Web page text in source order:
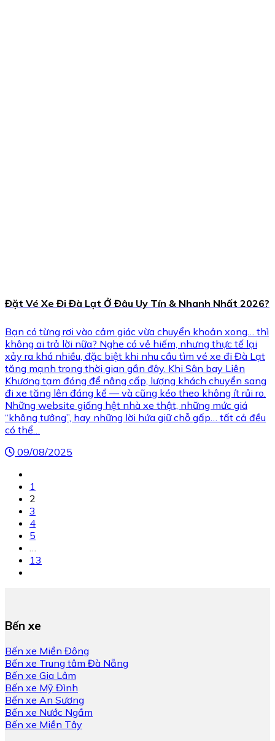
Đặt Vé Xe Đi Đà Lạt Ở Đâu Uy Tín & Nhanh Nhất 2026?
Bạn có từng rơi vào cảm giác vừa chuyển khoản xong… thì
không ai trả lời nữa? Nghe có vẻ hiếm, nhưng thực tế lại
xảy ra khá nhiều, đặc biệt khi nhu cầu tìm vé xe đi Đà Lạt
tăng mạnh trong thời gian gần đây. Khi Sân bay Liên
Khương tạm đóng để nâng cấp, lượng khách chuyển sang
đi xe tăng lên đáng kể — và cũng kéo theo không ít rủi ro.
Những website giống hệt nhà xe thật, những mức giá
“không tưởng”, hay những lời hứa giữ chỗ gấp… tất cả đều
có thể…
09/08/2025
1
2
3
4
5
…
13
Bến xe
Bến xe Miền Đông
Bến xe Trung tâm Đà Nẵng
Bến xe Gia Lâm
Bến xe Mỹ Đình
Bến xe An Sương
Bến xe Nước Ngầm
Bến xe Miền Tây